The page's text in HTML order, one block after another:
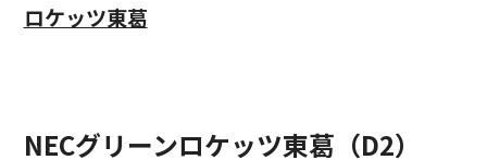
ロケッツ東葛
NECグリーンロケッツ東葛（D2）